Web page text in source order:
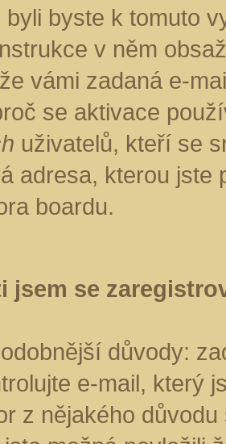
byli byste k tomuto
v něm
vámi zadaná e-
se aktivace
uživatelů, kteří se
adresa, kterou jste
boardu.
jsem se
důvody:
e-mail, který
z nějakého